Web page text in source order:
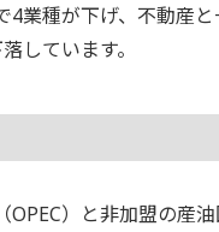
4業種が下げ、不動産
しています。
OPEC）と非加盟の産